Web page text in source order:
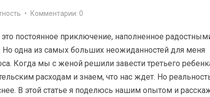
• Комментарии: 0
постоянное приключение, наполненное
одна из самых больших неожиданностей для меня
Когда мы с женой решили завести третьего
расходам и знаем, что нас ждет. Но
В этой статье я поделюсь нашим опытом и